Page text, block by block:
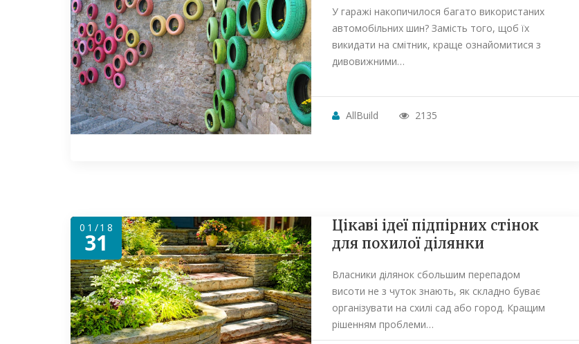
У гаражі накопичилося багато використаних
автомобільних шин? Замість того, щоб їх
викидати на смітник, краще ознайомитися з
дивовижними…
AllBuild 2135
01/18
31
Цікаві ідеї підпірних стінок
для похилої ділянки
Власники ділянок сбольшим перепадом
висоти не з чуток знають, як складно буває
організувати на схилі сад або город. Кращим
рішенням проблеми…